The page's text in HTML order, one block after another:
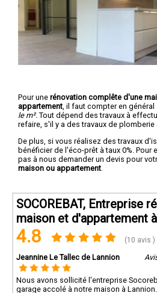
Pour une rénovation complête d'une
appartement , il faut compter en général
le m². Tout dépend des travaux à
refaire, s'il y a des travaux de plomberie
De plus, si vous réalisez des travaux
bénéficier de l'éco-prêt à taux 0%. Pour
pas à nous demander un devis pour
maison ou appartement
SOCOREBAT, Entreprise
maison et d'appartement
4.8 (10 avis )
Jeannine Le Tallec de Lannion
Nous avons sollicité l'entreprise
garage accolé à notre maison à